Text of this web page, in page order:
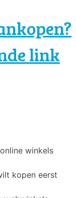
link
winkels
kopen eerst